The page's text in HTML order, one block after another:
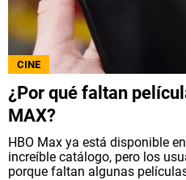
CINE
¿Por qué faltan
MAX?
HBO Max ya está disponible
increíble catálogo, pero los
porque faltan algunas